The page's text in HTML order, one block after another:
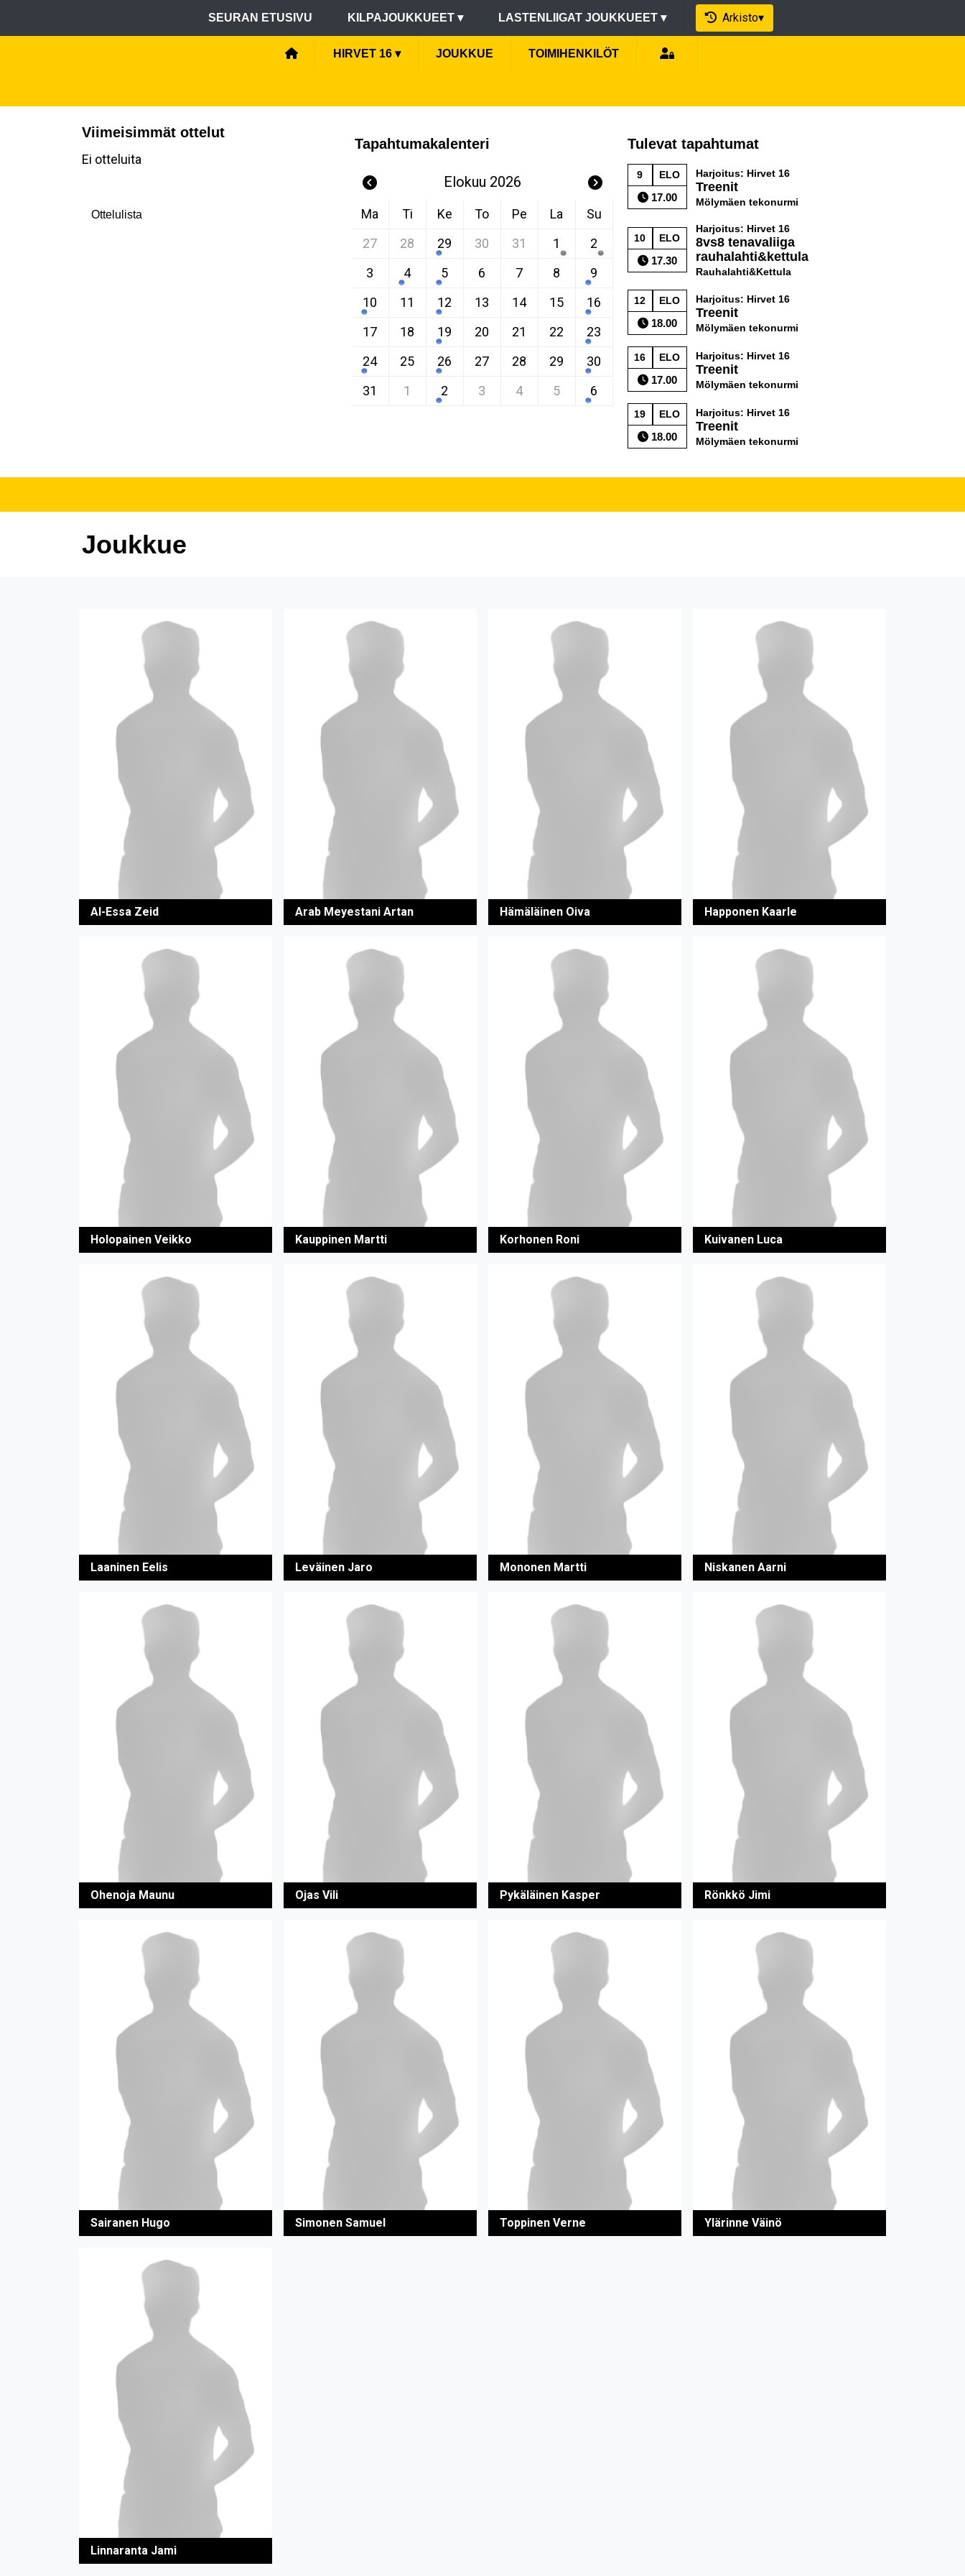
SEURAN ETUSIVU KILPAJOUKKUEET ▾ LASTENLIIGAT JOUKKUEET ▾ Arkisto▾
HIRVET 16 ▾ JOUKKUE TOIMIHENKILÖT
Viimeisimmät ottelut
Ei otteluita
Ottelulista
Tapahtumakalenteri
Elokuu 2026
Ma Ti Ke To Pe La
Su
27
28 29 30 31 1
2
3
4 5 6 7 8
9
10
11 12 13 14 15
16
17
18 19 20 21 22
23
24
25 26 27 28 29
30
31
1 2 3 4 5 6
Tulevat tapahtumat
9 ELO
17.00
Harjoitus: Hirvet 16
Treenit
Mölymäen tekonurmi
10 ELO
17.30
Harjoitus: Hirvet 16
8vs8 tenavaliiga
rauhalahti&kettula
Rauhalahti&Kettula
12 ELO
18.00
Harjoitus: Hirvet 16
Treenit
Mölymäen tekonurmi
16 ELO
17.00
Harjoitus: Hirvet 16
Treenit
Mölymäen tekonurmi
19 ELO
18.00
Harjoitus: Hirvet 16
Treenit
Mölymäen tekonurmi
Joukkue
Al-Essa Zeid Arab Meyestani Artan Hämäläinen Oiva Happonen Kaarle
Holopainen Veikko Kauppinen Martti Korhonen Roni Kuivanen Luca
Laaninen Eelis Leväinen Jaro Mononen Martti Niskanen Aarni
Ohenoja Maunu Ojas Vili Pykäläinen Kasper Rönkkö Jimi
Sairanen Hugo Simonen Samuel Toppinen Verne Ylärinne Väinö
Linnaranta Jami